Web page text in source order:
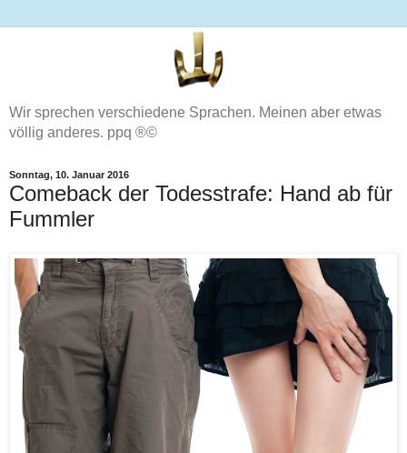
Wir sprechen verschiedene Sprachen. Meinen aber etwas
völlig anderes. ppq ®©
Sonntag, 10. Januar 2016
Comeback der Todesstrafe: Hand ab für
Fummler